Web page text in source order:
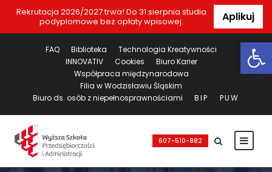
Rekrutacja 2026/2027 trwa! Do 31 sierpnia studia
podyplomowe bez opłaty wpisowej.
Aplikuj
FAQ Biblioteka
Technologia Kreatywności
INNOVATIV
Cookies
Biuro Karier
Współpraca międzynarodowa
Filia w Wodzisławiu Śląskim
Biuro ds. osób z niepełnosprawnościami
BIP PUW
607-510-882